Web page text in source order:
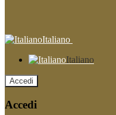
Italiano
Italiano
Accedi
Accedi